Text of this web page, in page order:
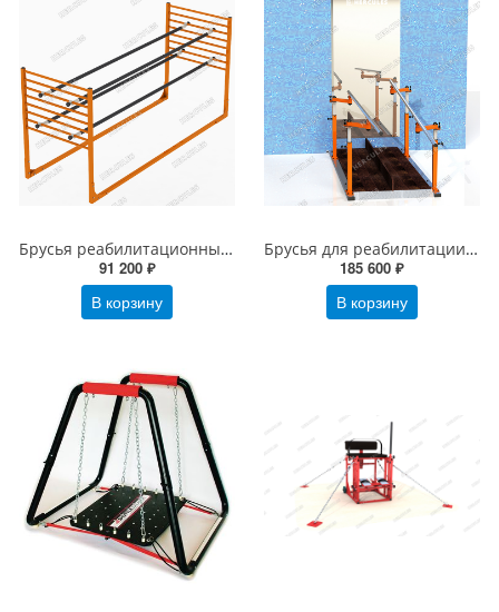
Брусья реабилитационные для ходьбы (Устройство двухъярусное для обучения ходьбе)
91 200 ₽
В корзину
Брусья для реабилитации с зеркалом
185 600 ₽
В корзину